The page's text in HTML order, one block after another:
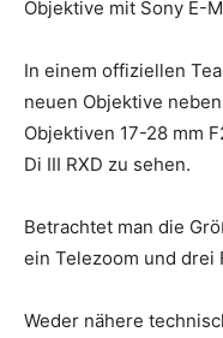
Objektive mit Sony E-
In einem offiziellen
neuen Objektive
Objektiven 17-28 mm
Di III RXD zu sehen.
Betrachtet man die
ein Telezoom und drei
Weder nähere